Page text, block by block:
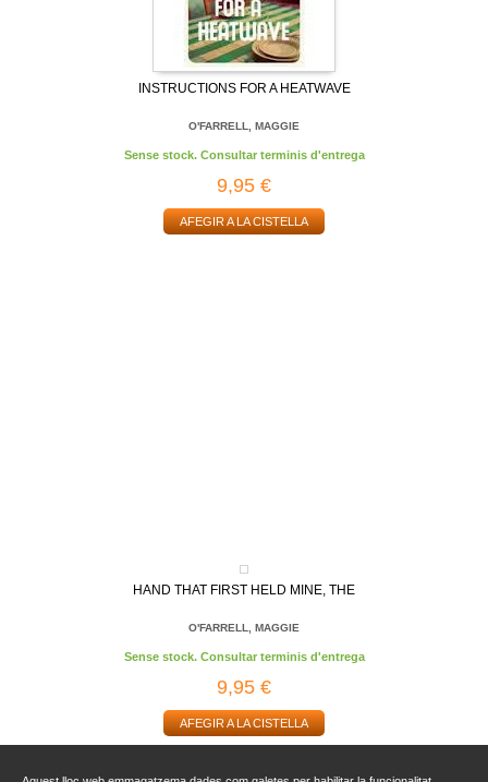
INSTRUCTIONS FOR A HEATWAVE
O'FARRELL, MAGGIE
Sense stock. Consultar terminis d'entrega
9,95 €
AFEGIR A LA CISTELLA
HAND THAT FIRST HELD MINE, THE
O'FARRELL, MAGGIE
Sense stock. Consultar terminis d'entrega
9,95 €
AFEGIR A LA CISTELLA